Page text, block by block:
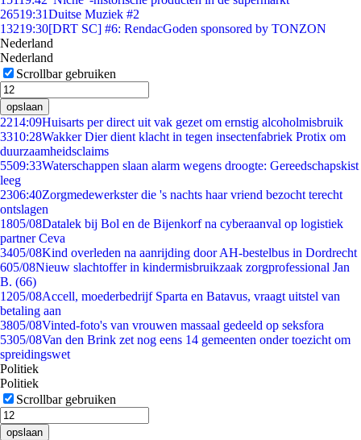
26519:31Duitse Muziek #2
13219:30[DRT SC] #6: RendacGoden sponsored by TONZON
Nederland
Nederland
Scrollbar gebruiken
opslaan
2214:09Huisarts per direct uit vak gezet om ernstig alcoholmisbruik
3310:28Wakker Dier dient klacht in tegen insectenfabriek Protix om
duurzaamheidsclaims
5509:33Waterschappen slaan alarm wegens droogte: Gereedschapskist
leeg
2306:40Zorgmedewerkster die 's nachts haar vriend bezocht terecht
ontslagen
1805/08Datalek bij Bol en de Bijenkorf na cyberaanval op logistiek
partner Ceva
3405/08Kind overleden na aanrijding door AH-bestelbus in Dordrecht
605/08Nieuw slachtoffer in kindermisbruikzaak zorgprofessional Jan
B. (66)
1205/08Accell, moederbedrijf Sparta en Batavus, vraagt uitstel van
betaling aan
3805/08Vinted-foto's van vrouwen massaal gedeeld op seksfora
5305/08Van den Brink zet nog eens 14 gemeenten onder toezicht om
spreidingswet
Politiek
Politiek
Scrollbar gebruiken
opslaan